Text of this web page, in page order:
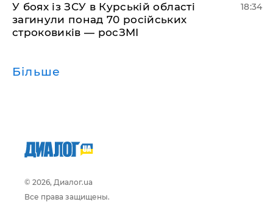
​У боях із ЗСУ в Курській області
загинули понад 70 російських
строковиків — росЗМІ
18:34
Більше
© 2026, Диалог.ua
Все права защищены.